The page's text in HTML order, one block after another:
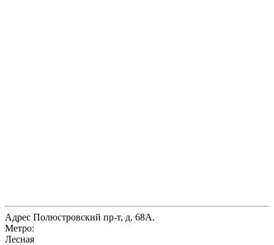
Адрес Полюстровский пр-т, д. 68А.
Метро:
Лесная